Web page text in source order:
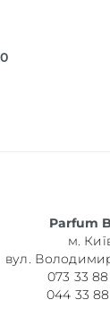
Parfum
м.
вул.
073 33
044 33